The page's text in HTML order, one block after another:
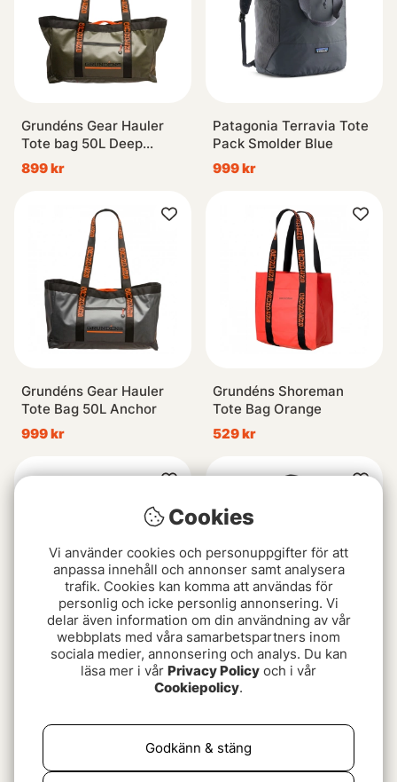
Grundéns Gear Hauler
Tote bag 50L Deep
Depths
899 kr
Patagonia Terravia Tote
Pack Smolder Blue
999 kr
Grundéns Gear Hauler
Tote Bag 50L Anchor
999 kr
Grundéns Shoreman
Tote Bag Orange
529 kr
Patagonia Terravia Tote
Pack RVGN
Yeti Camino Carryall 35
2.0 - Black
1899 kr
Cookies
Vi använder cookies och personuppgifter för att
anpassa innehåll och annonser samt analysera
trafik. Cookies kan komma att användas för
personlig och icke personlig annonsering. Vi
delar även information om din användning av vår
webbplats med våra samarbetspartners inom
sociala medier, annonsering och analys. Du kan
läsa mer i vår Privacy Policy och i vår
Cookiepolicy.
Godkänn & stäng